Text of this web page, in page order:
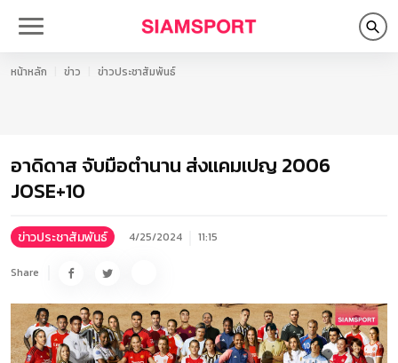
หน้าหลัก ข่าว ข่าวประชาสัมพันธ์
อาดิดาส จับมือตำนาน ส่งแคมเปญ 2006
JOSE+10
ข่าวประชาสัมพันธ์ 4/25/2024 11:15
Share